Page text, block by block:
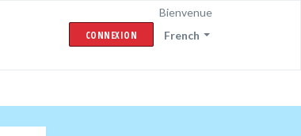
French
Bienvenue
CONNEXION